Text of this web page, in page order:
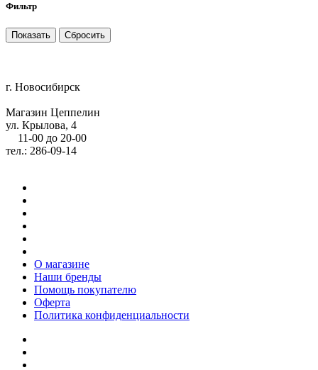
Фильтр
г. Новосибирск
Магазин Цеппелин
ул. Крылова, 4
11-00 до 20-00
тел.: 286-09-14
О магазине
Наши бренды
Помощь покупателю
Оферта
Политика конфиденциальности